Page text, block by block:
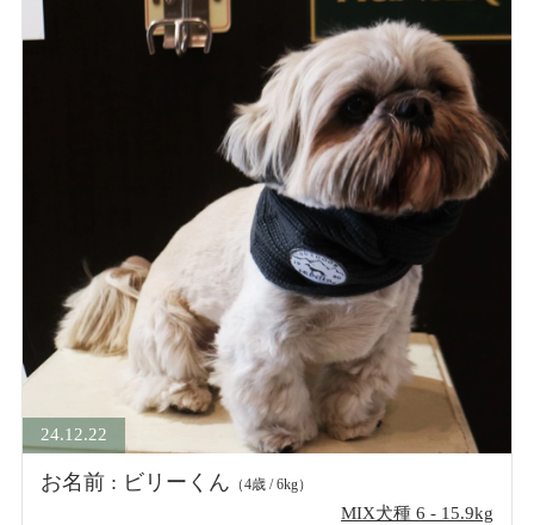
24.12.22
お名前 : ビリーくん （4歳 / 6kg）
MIX犬種 6 - 15.9kg